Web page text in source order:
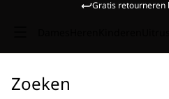
Gratis retourneren
Zoeken